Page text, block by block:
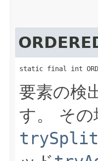
static final int
要素の検
す。
そ